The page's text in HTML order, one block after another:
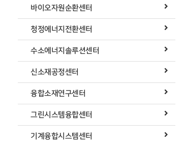
바이오자원순환센터
청정에너지전환센터
수소에너지솔루션센터
신소재공정센터
융합소재연구센터
그린시스템융합센터
기계융합시스템센터